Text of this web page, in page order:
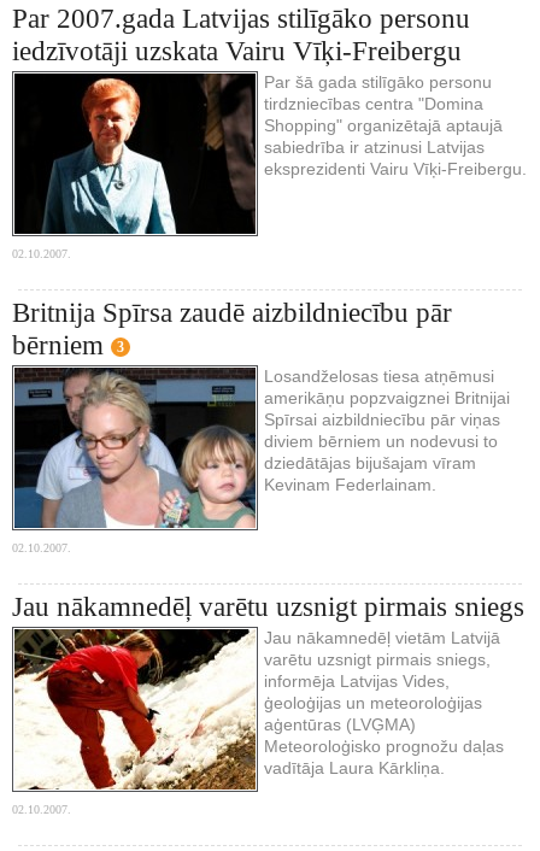
Par 2007.gada Latvijas stilīgāko personu
iedzīvotāji uzskata Vairu Vīķi-Freibergu
Par šā gada stilīgāko personu
tirdzniecības centra "Domina
Shopping" organizētajā aptaujā
sabiedrība ir atzinusi Latvijas
eksprezidenti Vairu Vīķi-Freibergu.
02.10.2007.
Britnija Spīrsa zaudē aizbildniecību pār
bērniem
3
Losandželosas tiesa atņēmusi
amerikāņu popzvaigznei Britnijai
Spīrsai aizbildniecību pār viņas
diviem bērniem un nodevusi to
dziedātājas bijušajam vīram
Kevinam Federlainam.
02.10.2007.
Jau nākamnedēļ varētu uzsnigt pirmais sniegs
Jau nākamnedēļ vietām Latvijā
varētu uzsnigt pirmais sniegs,
informēja Latvijas Vides,
ģeoloģijas un meteoroloģijas
aģentūras (LVĢMA)
Meteoroloģisko prognožu daļas
vadītāja Laura Kārkliņa.
02.10.2007.